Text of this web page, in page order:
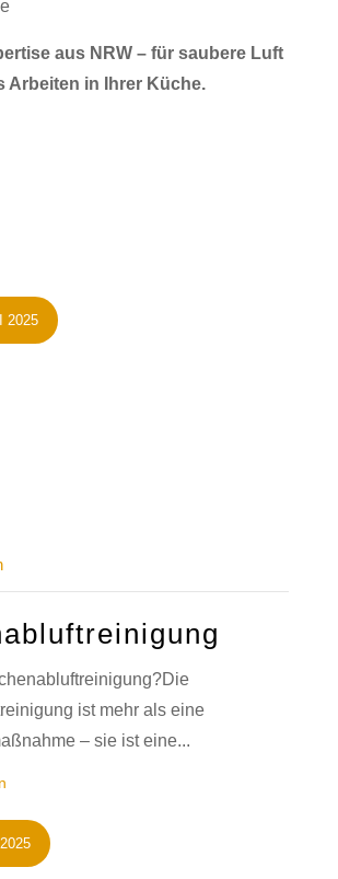
aus NRW – für saubere Luft
Arbeiten in Ihrer Küche.
2025
ist mehr als eine
– sie ist eine...